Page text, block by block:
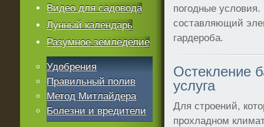
погодные
составляющий
гардероба.
Остекление
услуга
Для строений,
прохладном
Видео для садовода
Лунный календарь
Разумное земледелие
Удобрения
Правильный полив
Метод Митлайдера
Болезни и вредители